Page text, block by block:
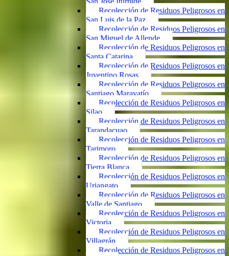
Recolección de Residuos Peligrosos en
San Luis de la Paz
Recolección de Residuos Peligrosos en
San Miguel de Allende
Recolección de Residuos Peligrosos en
Santa Catarina
Recolección de Residuos Peligrosos en
Juventino Rosas
Recolección de Residuos Peligrosos en
Santiago Maravatío
Recolección de Residuos Peligrosos en
Silao
Recolección de Residuos Peligrosos en
Tarandacuao
Recolección de Residuos Peligrosos en
Tarimoro
Recolección de Residuos Peligrosos en
Tierra Blanca
Recolección de Residuos Peligrosos en
Uriangato
Recolección de Residuos Peligrosos en
Valle de Santiago
Recolección de Residuos Peligrosos en
Victoria
Recolección de Residuos Peligrosos en
Villagrán
Recolección de Residuos Peligrosos en